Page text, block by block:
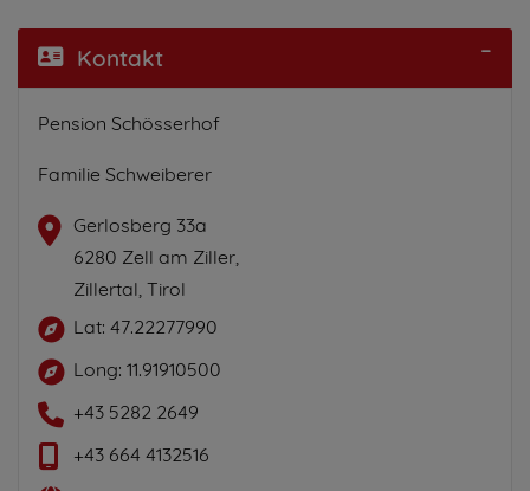
Kontakt
Pension Schösserhof
Familie Schweiberer
Gerlosberg 33a
6280 Zell am Ziller,
Zillertal, Tirol
Lat: 47.22277990
Long: 11.91910500
+43 5282 2649
+43 664 4132516